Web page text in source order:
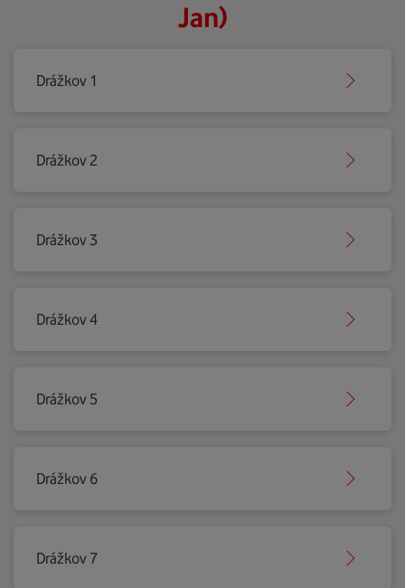
Jan)
Drážkov 1
Drážkov 2
Drážkov 3
Drážkov 4
Drážkov 5
Drážkov 6
Drážkov 7